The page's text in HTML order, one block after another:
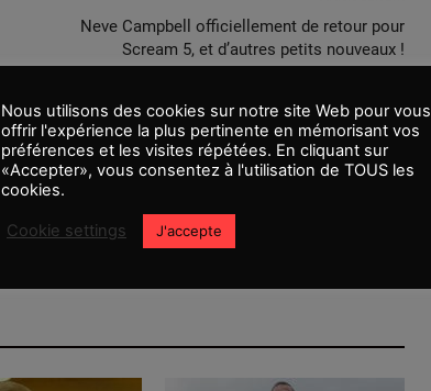
Neve Campbell officiellement de retour pour
Scream 5, et d’autres petits nouveaux !
Nous utilisons des cookies sur notre site Web pour vous
offrir l'expérience la plus pertinente en mémorisant vos
préférences et les visites répétées. En cliquant sur
«Accepter», vous consentez à l'utilisation de TOUS les
cookies.
Cookie settings J'accepte